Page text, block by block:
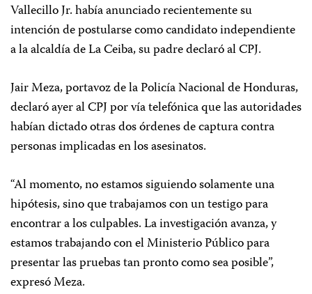
Vallecillo Jr. había anunciado recientemente su
intención de postularse como candidato independiente
a la alcaldía de La Ceiba, su padre declaró al CPJ.
Jair Meza, portavoz de la Policía Nacional de Honduras,
declaró ayer al CPJ por vía telefónica que las autoridades
habían dictado otras dos órdenes de captura contra
personas implicadas en los asesinatos.
“Al momento, no estamos siguiendo solamente una
hipótesis, sino que trabajamos con un testigo para
encontrar a los culpables. La investigación avanza, y
estamos trabajando con el Ministerio Público para
presentar las pruebas tan pronto como sea posible”,
expresó Meza.